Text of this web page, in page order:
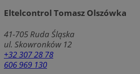
Eltelcontrol Tomasz Olszówka
41-705 Ruda Śląska
ul. Skowronków 12
+32 307 28 78
606 969 130